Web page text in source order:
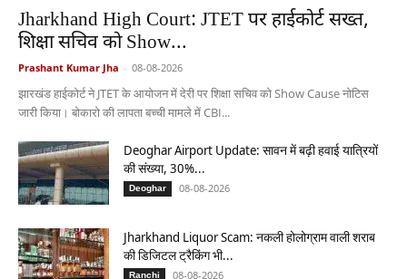
Jharkhand High Court: JTET पर हाईकोर्ट सख्त,
शिक्षा सचिव को Show...
Prashant Kumar Jha - 08-08-2026
झारखंड हाईकोर्ट ने JTET के आयोजन में देरी पर शिक्षा सचिव को Show Cause नोटिस
जारी किया। बोकारो की लापता बच्ची मामले में CBI...
Deoghar Airport Update: सावन में बढ़ी हवाई यात्रियों
की संख्या, 30%...
Deoghar 08-08-2026
Jharkhand Liquor Scam: नकली होलोग्राम वाली शराब
की डिजिटल ट्रैकिंग भी...
Ranchi 08-08-2026